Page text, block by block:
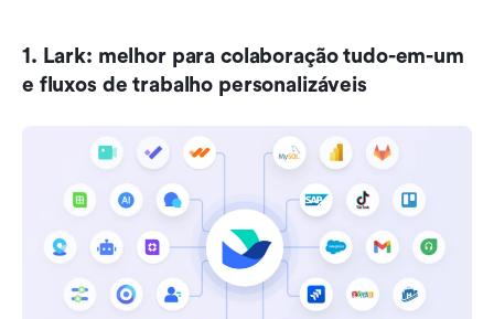
1. Lark: melhor para colaboração tudo-em-um
e fluxos de trabalho personalizáveis